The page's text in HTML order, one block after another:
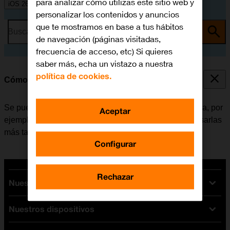
iOS 26
Busca por problema o tema
Cómo hacer una captura de pantalla
Se pueden hacer capturas de pantalla con el móvil para, por
ejemplo, compartirlas con los amigos o guardarlas y usarlas
más tarde.
Nuestras tarifas
Tarifas Orange
Tarifas fibra y móvil
Nuestros dispositivos
personalizar los contenidos y anuncios
que te mostramos en base a tus hábitos
de navegación (páginas visitadas,
frecuencia de acceso, etc) Si quieres
saber más, echa un vistazo a nuestra
política de cookies.
Configurar
Rechazar
Aceptar